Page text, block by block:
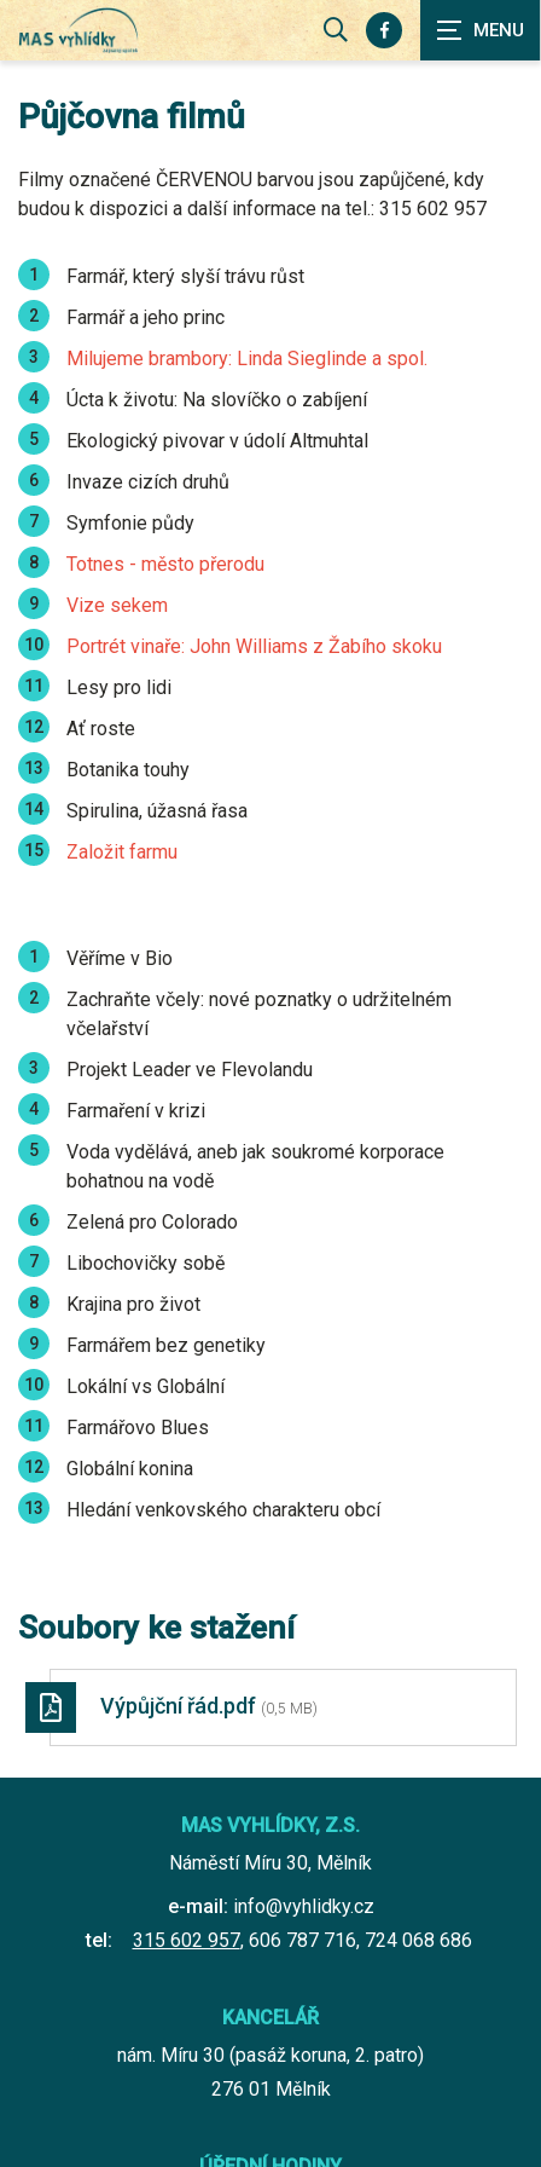
Zobrazit
Půjčovna filmů
Filmy označené ČERVENOU barvou jsou zapůjčené, kdy
budou k dispozici a další informace na tel.: 315 602 957
Farmář, který slyší trávu růst
Farmář a jeho princ
Milujeme brambory: Linda Sieglinde a spol.
Úcta k životu: Na slovíčko o zabíjení
Ekologický pivovar v údolí Altmuhtal
Invaze cizích druhů
Symfonie půdy
Totnes - město přerodu
Vize sekem
Portrét vinaře: John Williams z Žabího skoku
Lesy pro lidi
Ať roste
Botanika touhy
Spirulina, úžasná řasa
Založit farmu
Věříme v Bio
Zachraňte včely: nové poznatky o udržitelném
včelařství
Projekt Leader ve Flevolandu
Farmaření v krizi
Voda vydělává, aneb jak soukromé korporace
bohatnou na vodě
Zelená pro Colorado
Libochovičky sobě
Krajina pro život
Farmářem bez genetiky
Lokální vs Globální
Farmářovo Blues
Globální konina
Hledání venkovského charakteru obcí
Soubory ke stažení
Výpůjční řád.pdf (0,5 MB)
MAS VYHLÍDKY, Z.S.
Náměstí Míru 30, Mělník
e-mail: info@vyhlidky.cz
tel:
315 602 957, 606 787 716, 724 068 686
KANCELÁŘ
nám. Míru 30 (pasáž koruna, 2. patro)
276 01 Mělník